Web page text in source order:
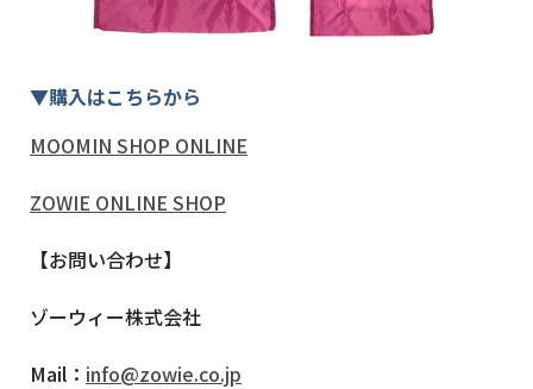
▼購入はこちらから
MOOMIN SHOP ONLINE
ZOWIE ONLINE SHOP
【お問い合わせ】
ゾーウィー株式会社
Mail ： info@zowie.co.jp